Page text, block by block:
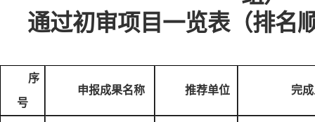
通过初审项目一览表（排名
序
号
申报成果名称 推荐单位 完